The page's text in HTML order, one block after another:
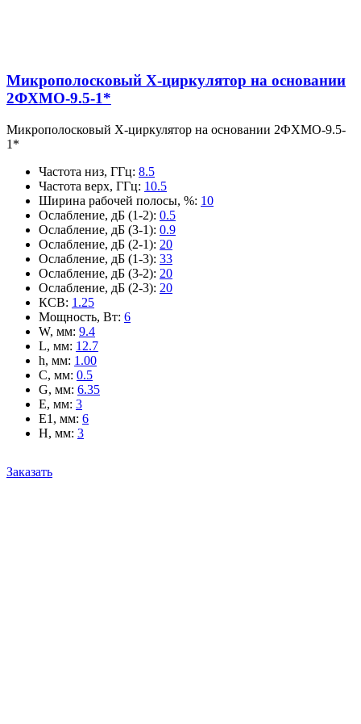
Микрополосковый X-циркулятор на основании
2ФХМО-9.5-1*
Микрополосковый X-циркулятор на основании 2ФХМО-9.5-
1*
Частота низ, ГГц: 8.5
Частота верх, ГГц: 10.5
Ширина рабочей полосы, %: 10
Ослабление, дБ (1-2): 0.5
Ослабление, дБ (3-1): 0.9
Ослабление, дБ (2-1): 20
Ослабление, дБ (1-3): 33
Ослабление, дБ (3-2): 20
Ослабление, дБ (2-3): 20
КСВ: 1.25
Мощность, Вт: 6
W, мм: 9.4
L, мм: 12.7
h, мм: 1.00
C, мм: 0.5
G, мм: 6.35
E, мм: 3
E1, мм: 6
H, мм: 3
Заказать